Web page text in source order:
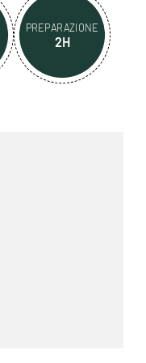
PREPARAZIONE
2H